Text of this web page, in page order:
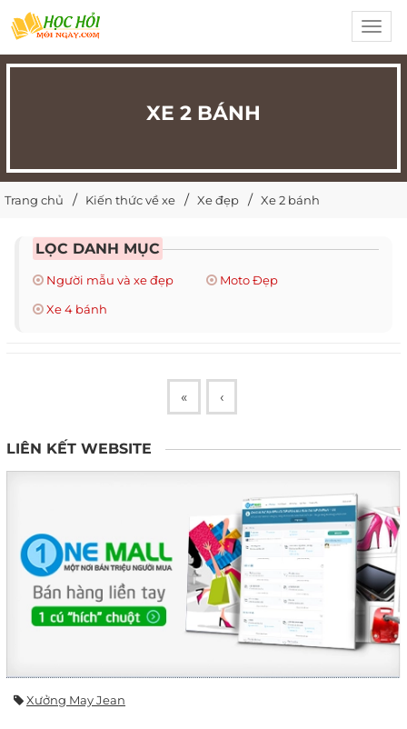
XE 2 BÁNH
Trang chủ Kiến thức về xe Xe đẹp Xe 2 bánh
LỌC DANH MỤC
Người mẫu và xe đẹp
Moto Đẹp
Xe 4 bánh
« ‹
LIÊN KẾT WEBSITE
Xưởng May Jean